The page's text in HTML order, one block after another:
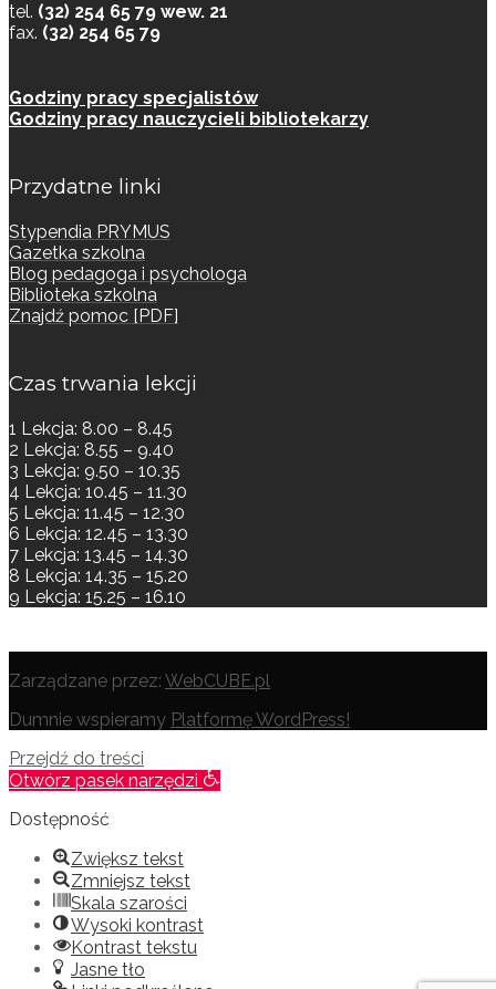
tel. (32) 254 65 79 wew. 21
fax. (32) 254 65 79
Godziny pracy specjalistów
Godziny pracy nauczycieli bibliotekarzy
Przydatne linki
Stypendia PRYMUS
Gazetka szkolna
Blog pedagoga i psychologa
Biblioteka szkolna
Znajdź pomoc [PDF]
Czas trwania lekcji
1 Lekcja: 8.00 – 8.45
2 Lekcja: 8.55 – 9.40
3 Lekcja: 9.50 – 10.35
4 Lekcja: 10.45 – 11.30
5 Lekcja: 11.45 – 12.30
6 Lekcja: 12.45 – 13.30
7 Lekcja: 13.45 – 14.30
8 Lekcja: 14.35 – 15.20
9 Lekcja: 15.25 – 16.10
Zarządzane przez: WebCUBE.pl
Dumnie wspieramy Platformę WordPress!
Przejdź do treści
Otwórz pasek narzędzi
Dostępność
Zwiększ tekst
Zmniejsz tekst
Skala szarości
Wysoki kontrast
Kontrast tekstu
Jasne tło